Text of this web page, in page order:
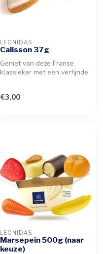
LEONIDAS
Calisson 37g
Geniet van deze Franse
klassieker met een verfijnde
€3,00
LEONIDAS
Marsepein 500g (naar
keuze)